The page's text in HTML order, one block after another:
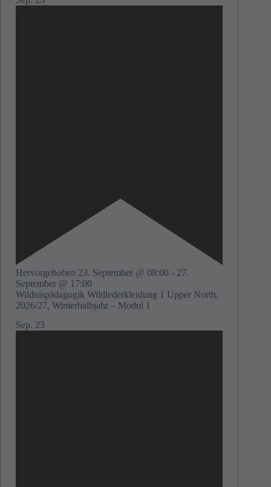
Hervorgehoben 23. September @ 08:00 - 27.
September @ 17:00
Wildnispädagogik Wildlederkleidung 1 Upper North,
2026/27, Winterhalbjahr – Modul 1
Sep. 23